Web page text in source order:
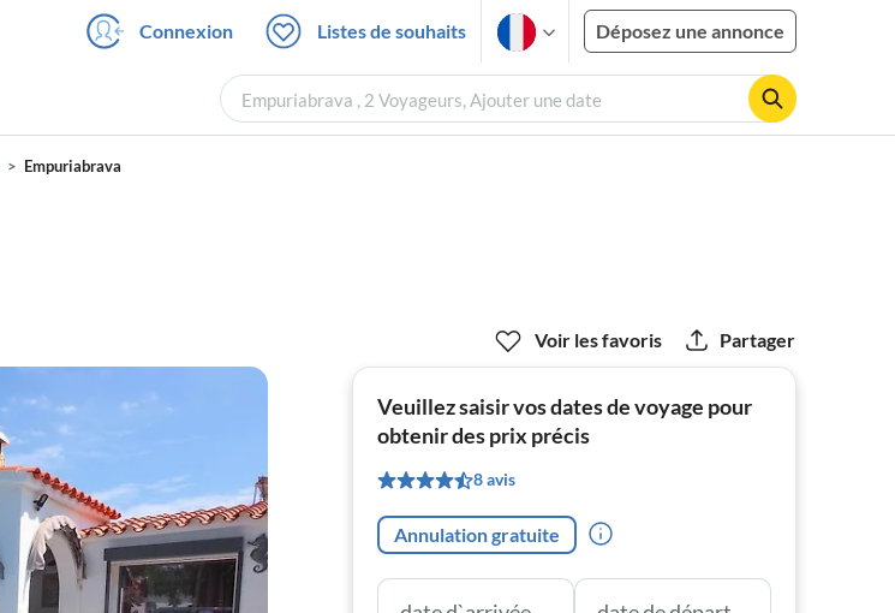
Connexion Listes de souhaits Déposez une annonce
Empuriabrava , 2 Voyageurs, Ajouter une date
Empuriabrava
Voir les favoris Partager
Veuillez saisir vos dates de voyage pour
obtenir des prix précis
8 avis
Annulation gratuite